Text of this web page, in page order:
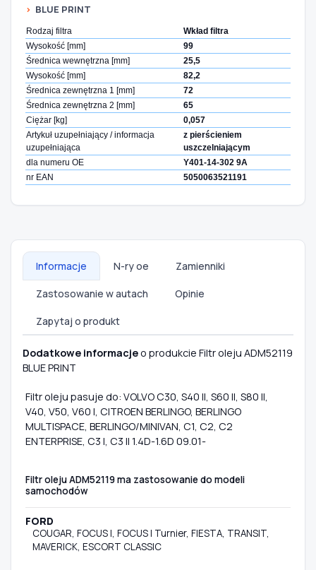
BLUE PRINT
Rodzaj filtra
Wkład filtra
Wysokość [mm]
99
Średnica wewnętrzna [mm]
25,5
Wysokość [mm]
82,2
Średnica zewnętrzna 1 [mm]
72
Średnica zewnętrzna 2 [mm]
65
Ciężar [kg]
0,057
Artykuł uzupełniający / informacja
uzupełniająca
z pierścieniem
uszczelniającym
dla numeru OE
Y401-14-302 9A
nr EAN
5050063521191
Informacje N-ry oe Zamienniki
Zastosowanie w autach Opinie
Zapytaj o produkt
Dodatkowe informacjeo produkcie Filtr oleju ADM52119
BLUE PRINT
Filtr oleju pasuje do: VOLVO C30, S40 II, S60 II, S80 II,
V40, V50, V60 I, CITROEN BERLINGO, BERLINGO
MULTISPACE, BERLINGO/MINIVAN, C1, C2, C2
ENTERPRISE, C3 I, C3 II 1.4D-1.6D 09.01-
Filtr oleju ADM52119 ma zastosowanie do modeli
samochodów
FORD
COUGAR, FOCUS I, FOCUS I Turnier, FIESTA, TRANSIT,
MAVERICK, ESCORT CLASSIC